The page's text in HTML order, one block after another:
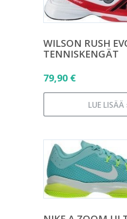
WILSON RUSH
TENNISKENGÄT
79,90 €
LUE LISÄÄ